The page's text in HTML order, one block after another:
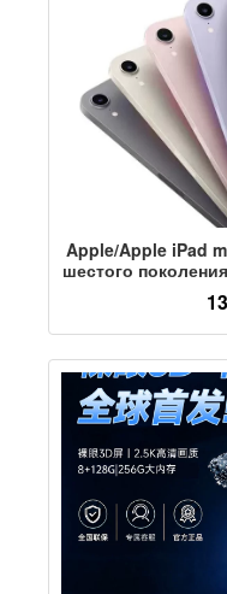
Apple/Apple iPad
шестого